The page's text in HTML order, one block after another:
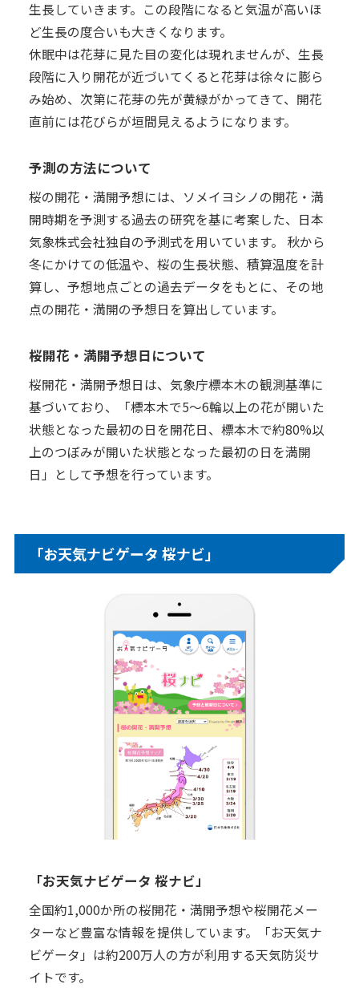
生長していきます。この段階になると気温が高いほ
ど生長の度合いも大きくなります。
休眠中は花芽に見た目の変化は現れませんが、生長
段階に入り開花が近づいてくると花芽は徐々に膨ら
み始め、次第に花芽の先が黄緑がかってきて、開花
直前には花びらが垣間見えるようになります。
予測の方法について
桜の開花・満開予想には、ソメイヨシノの開花・満
開時期を予測する過去の研究を基に考案した、日本
気象株式会社独自の予測式を用いています。 秋から
冬にかけての低温や、桜の生長状態、積算温度を計
算し、予想地点ごとの過去データをもとに、その地
点の開花・満開の予想日を算出しています。
桜開花・満開予想日について
桜開花・満開予想日は、気象庁標本木の観測基準に
基づいており、「標本木で5～6輪以上の花が開いた
状態となった最初の日を開花日、標本木で約80%以
上のつぼみが開いた状態となった最初の日を満開
日」として予想を行っています。
「お天気ナビゲータ 桜ナビ」
「お天気ナビゲータ 桜ナビ」
全国約1,000か所の桜開花・満開予想や桜開花メー
ターなど豊富な情報を提供しています。「お天気ナ
ビゲータ」は約200万人の方が利用する天気防災サ
イトです。